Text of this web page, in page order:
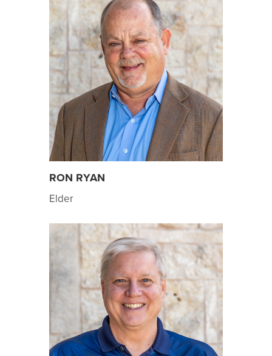
RON RYAN
Elder